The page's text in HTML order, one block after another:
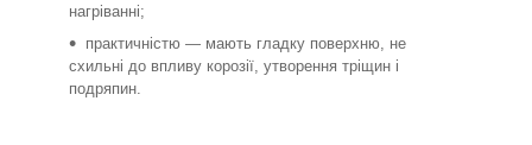
нагріванні;
практичністю — мають гладку поверхню, не
схильні до впливу корозії, утворення тріщин і
подряпин.